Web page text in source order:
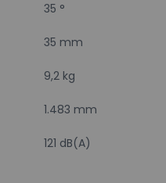
35 °
35 mm
9,2 kg
1.483 mm
121 dB(A)